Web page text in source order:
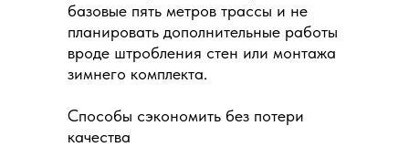
базовые пять метров трассы и не
планировать дополнительные работы
вроде штробления стен или монтажа
зимнего комплекта.
Способы сэкономить без потери
качества